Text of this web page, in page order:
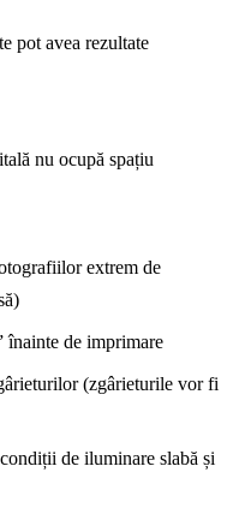
pot avea rezultate
nu ocupă spațiu
extrem de
înainte de imprimare
(zgârieturile vor fi
de iluminare slabă și